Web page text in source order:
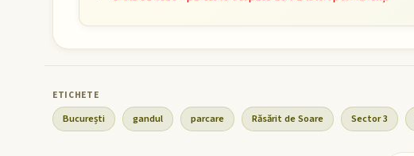
București gandul parcare Răsărit de Soare Sector 3